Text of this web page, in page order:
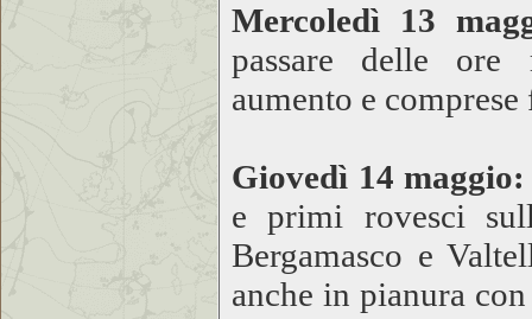
Mercoledì 13
passare delle ore
aumento e
Giovedì 14
e primi rovesci
Bergamasco e
anche in pianura